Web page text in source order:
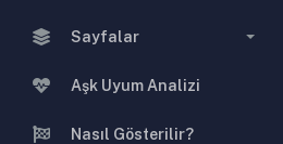
Sayfalar
Aşk Uyum Analizi
Nasıl Gösterilir?